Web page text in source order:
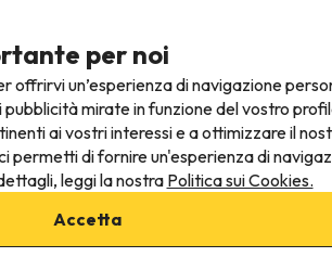
il posto auto in anticipo.
indispensabile inviarci un messaggio
per noi
offrirvi un’esperienza di navigazione
mirate in funzione del vostro
ai vostri interessi e a ottimizzare il
permetti di fornire un'esperienza di
leggi la nostra Politica sui Cookies.
Accetta